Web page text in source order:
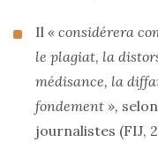
Il « considérera
le plagiat, la
médisance, la
fondement »,
journalistes (FIJ,